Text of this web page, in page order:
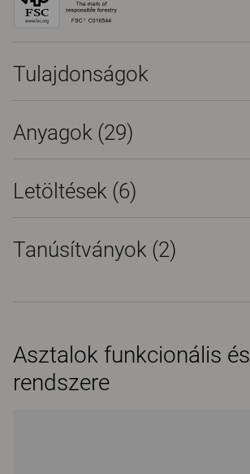
Tulajdonságok
Anyagok (29)
Letöltések (6)
Tanúsítványok (2)
Asztalok funkcionális
rendszere